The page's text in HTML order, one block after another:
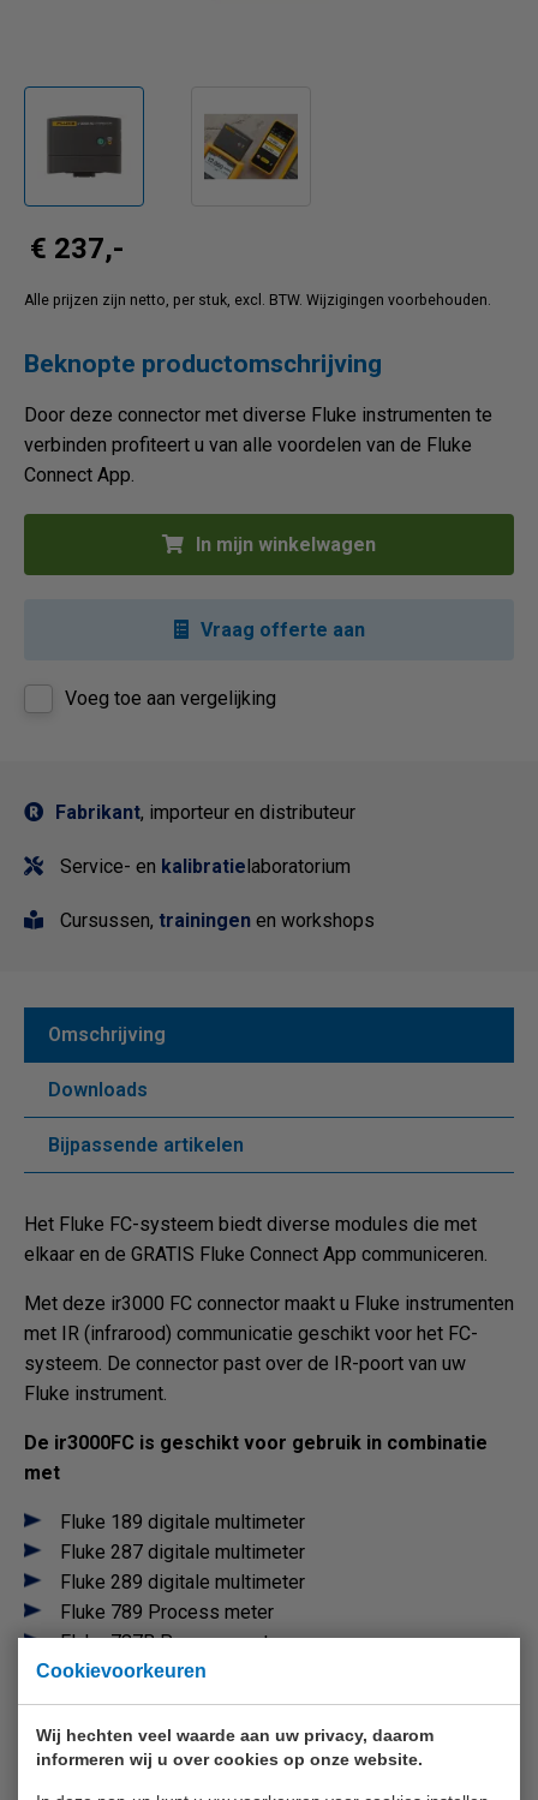
Cookievoorkeuren
Wij hechten veel waarde aan uw privacy, daarom
informeren wij u over cookies op onze website.
€ 237,-
Alle prijzen zijn netto, per stuk, excl. BTW. Wijzigingen voorbehouden.
Beknopte productomschrijving
Door deze connector met diverse Fluke instrumenten te
verbinden profiteert u van alle voordelen van de Fluke
Connect App.
In mijn winkelwagen
Vraag offerte aan
Voeg toe aan vergelijking
Fabrikant, importeur en distributeur
Service- en kalibratielaboratorium
Cursussen, trainingen en workshops
Omschrijving
Downloads
Bijpassende artikelen
Het Fluke FC-systeem biedt diverse modules die met
elkaar en de GRATIS Fluke Connect App communiceren.
Met deze ir3000 FC connector maakt u Fluke instrumenten
met IR (infrarood) communicatie geschikt voor het FC-
systeem. De connector past over de IR-poort van uw
Fluke instrument.
De ir3000FC is geschikt voor gebruik in combinatie
met
Fluke 189 digitale multimeter
Fluke 287 digitale multimeter
Fluke 289 digitale multimeter
Fluke 789 Process meter
Fluke 787B Process meter
Fluke 1550C isolatieweerstandtester
Fluke 1555 isolatieweerstandtester